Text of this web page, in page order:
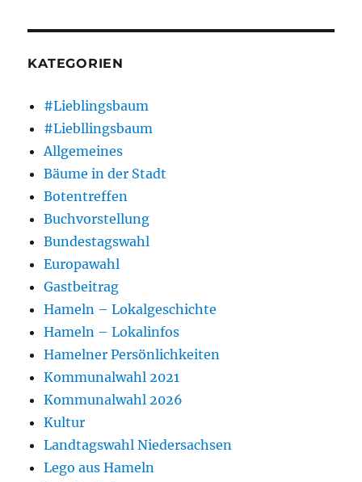
KATEGORIEN
#Lieblingsbaum
#Liebllingsbaum
Allgemeines
Bäume in der Stadt
Botentreffen
Buchvorstellung
Bundestagswahl
Europawahl
Gastbeitrag
Hameln – Lokalgeschichte
Hameln – Lokalinfos
Hamelner Persönlichkeiten
Kommunalwahl 2021
Kommunalwahl 2026
Kultur
Landtagswahl Niedersachsen
Lego aus Hameln